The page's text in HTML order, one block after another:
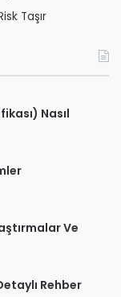
Taşır
Nasıl
Ve
Rehber